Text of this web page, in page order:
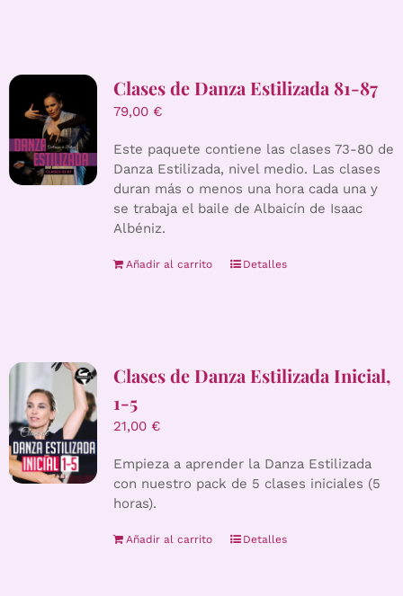
Clases de Danza Estilizada 81-87
79,00 €
Este paquete contiene las clases 73-80 de
Danza Estilizada, nivel medio. Las clases
duran más o menos una hora cada una y
se trabaja el baile de Albaicín de Isaac
Albéniz.
Añadir al carrito Detalles
Clases de Danza Estilizada Inicial,
1-5
21,00 €
Empieza a aprender la Danza Estilizada
con nuestro pack de 5 clases iniciales (5
horas).
Añadir al carrito Detalles